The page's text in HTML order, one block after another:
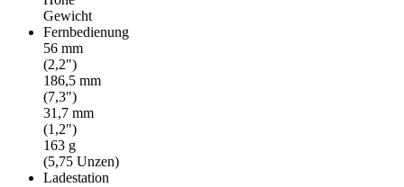
Gewicht
Fernbedienung
56 mm
(2,2")
186,5 mm
(7,3")
31,7 mm
(1,2")
163 g
(5,75 Unzen)
Ladestation